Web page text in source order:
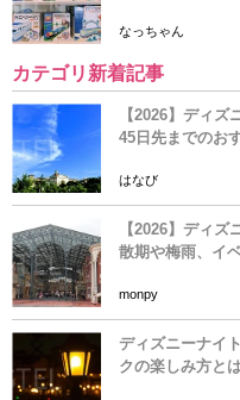
なっちゃん
カテゴリ新着記事
【2026】ディズ
45日先までのお
はなび
【2026】ディ
散期や梅雨、イ
monpy
ディズニーナイ
クの楽しみ方と